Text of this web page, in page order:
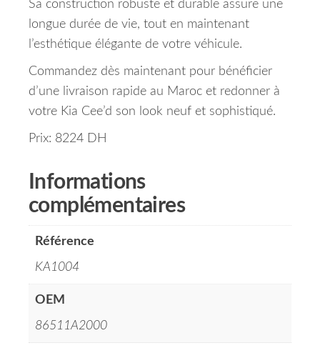
Sa construction robuste et durable assure une
longue durée de vie, tout en maintenant
l’esthétique élégante de votre véhicule.
Commandez dès maintenant pour bénéficier
d’une livraison rapide au Maroc et redonner à
votre Kia Cee’d son look neuf et sophistiqué.
Prix: 8224 DH
Informations
complémentaires
Référence
KA1004
OEM
86511A2000